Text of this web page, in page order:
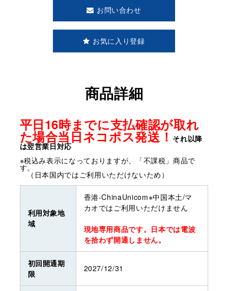
お問い合わせ
お気に入り登録
商品詳細
平日16時までに支払確認が取れ
た場合当日ネコポス発送！ それ以降
は翌営業日対応
※税込み表示になっておりますが、「不課税」商品で
す。
（日本国内ではご利用いただけないため）
利用対象地
域
香港-ChinaUnicom※中国本土/マ
カオではご利用いただけません
現地専用商品です。日本では電波
を拾わず開通しません。
初回開通期
限
2027/12/31